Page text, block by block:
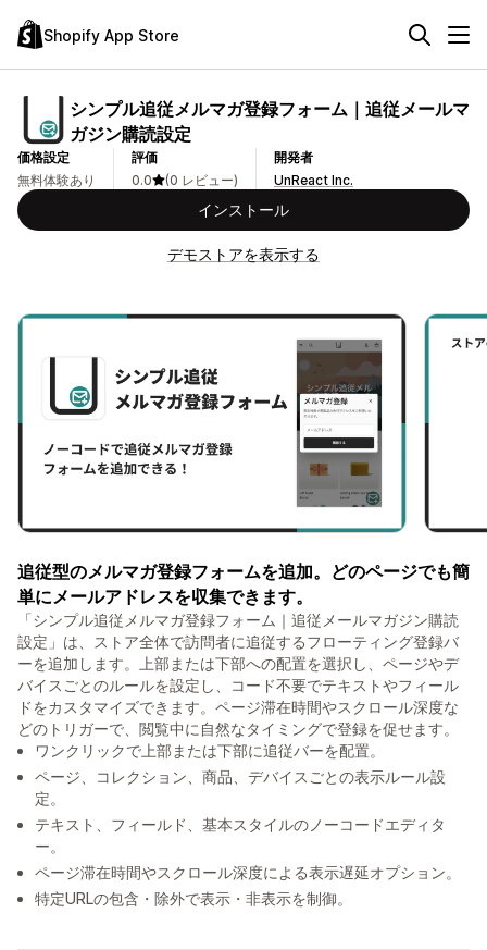
Shopify App Store
シンプル追従メルマガ登録フォーム｜追従メールマ
ガジン購読設定
価格設定
無料体験あり
評価
0.0
(0 レビュー)
開発者
UnReact Inc.
インストール
デモストアを表示する
追従型のメルマガ登録フォームを追加。どのページでも簡
単にメールアドレスを収集できます。
「シンプル追従メルマガ登録フォーム｜追従メールマガジン購読
設定」は、ストア全体で訪問者に追従するフローティング登録バ
ーを追加します。上部または下部への配置を選択し、ページやデ
バイスごとのルールを設定し、コード不要でテキストやフィール
ドをカスタマイズできます。ページ滞在時間やスクロール深度な
どのトリガーで、閲覧中に自然なタイミングで登録を促せます。
ワンクリックで上部または下部に追従バーを配置。
ページ、コレクション、商品、デバイスごとの表示ルール設
定。
テキスト、フィールド、基本スタイルのノーコードエディタ
ー。
ページ滞在時間やスクロール深度による表示遅延オプション。
特定URLの包含・除外で表示・非表示を制御。